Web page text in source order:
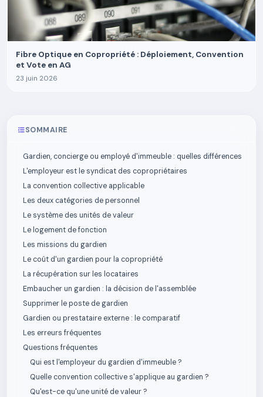
Fibre Optique en Copropriété : Déploiement, Convention
et Vote en AG
23 juin 2026
SOMMAIRE
Gardien, concierge ou employé d'immeuble : quelles différences
L'employeur est le syndicat des copropriétaires
La convention collective applicable
Les deux catégories de personnel
Le système des unités de valeur
Le logement de fonction
Les missions du gardien
Le coût d'un gardien pour la copropriété
La récupération sur les locataires
Embaucher un gardien : la décision de l'assemblée
Supprimer le poste de gardien
Gardien ou prestataire externe : le comparatif
Les erreurs fréquentes
Questions fréquentes
Qui est l'employeur du gardien d'immeuble ?
Quelle convention collective s'applique au gardien ?
Qu'est-ce qu'une unité de valeur ?